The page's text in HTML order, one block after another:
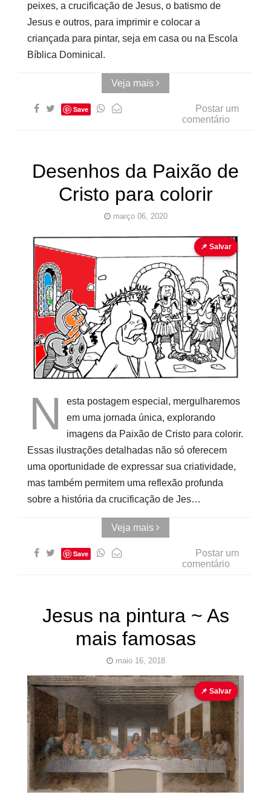
peixes, a crucificação de Jesus, o batismo de
Jesus e outros, para imprimir e colocar a
criançada para pintar, seja em casa ou na Escola
Bíblica Dominical.
Veja mais
Save
Postar um
comentário
Desenhos da Paixão de
Cristo para colorir
março 06, 2020
Desenho para colorir
Pinturas
do
AUwe
📌 Salvar
N
esta postagem especial, mergulharemos
em uma jornada única, explorando
imagens da Paixão de Cristo para colorir.
Essas ilustrações detalhadas não só oferecem
uma oportunidade de expressar sua criatividade,
mas também permitem uma reflexão profunda
sobre a história da crucificação de Jes…
Veja mais
Save
Postar um
comentário
Jesus na pintura ~ As
mais famosas
maio 16, 2018
Jesus personagem da história Pinturas Sacras
Cubo ao
Quadrado
📌 Salvar